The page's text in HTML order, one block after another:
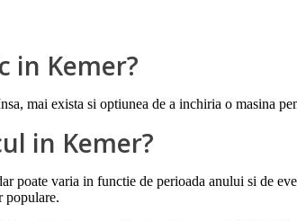
in Kemer?
mai exista si optiunea de a inchiria o masina
in Kemer?
poate varia in functie de perioada anului si de
populare.